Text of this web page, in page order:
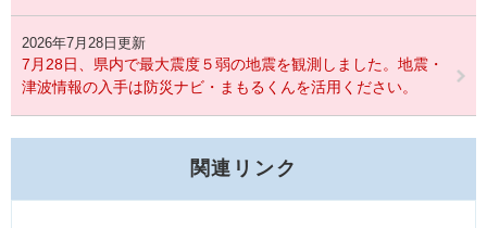
2026年7月28日更新
7月28日、県内で最大震度５弱の地震を観測しました。地震・
津波情報の入手は防災ナビ・まもるくんを活用ください。
関連リンク